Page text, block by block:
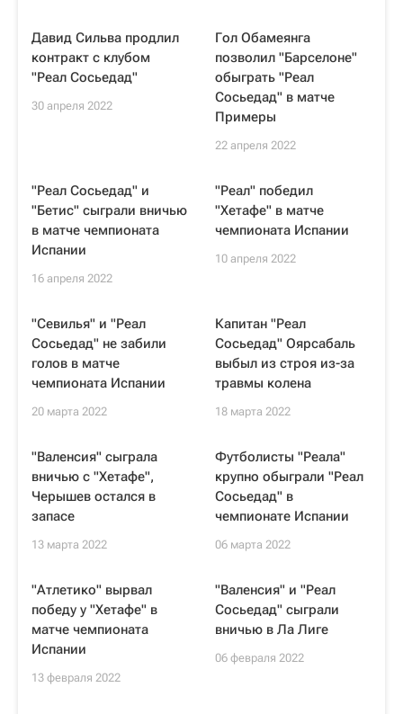
Давид Сильва продлил
контракт с клубом
"Реал Сосьедад"
30 апреля 2022
Гол Обамеянга
позволил "Барселоне"
обыграть "Реал
Сосьедад" в матче
Примеры
22 апреля 2022
"Реал Сосьедад" и
"Бетис" сыграли вничью
в матче чемпионата
Испании
16 апреля 2022
"Реал" победил
"Хетафе" в матче
чемпионата Испании
10 апреля 2022
"Севилья" и "Реал
Сосьедад" не забили
голов в матче
чемпионата Испании
20 марта 2022
Капитан "Реал
Сосьедад" Оярсабаль
выбыл из строя из-за
травмы колена
18 марта 2022
"Валенсия" сыграла
вничью с "Хетафе",
Черышев остался в
запасе
13 марта 2022
Футболисты "Реала"
крупно обыграли "Реал
Сосьедад" в
чемпионате Испании
06 марта 2022
"Атлетико" вырвал
победу у "Хетафе" в
матче чемпионата
Испании
13 февраля 2022
"Валенсия" и "Реал
Сосьедад" сыграли
вничью в Ла Лиге
06 февраля 2022